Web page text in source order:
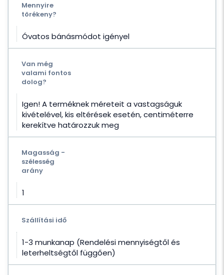
Mennyire
törékeny?
Óvatos bánásmódot igényel
Van még
valami fontos
dolog?
Igen! A terméknek méreteit a vastagságuk
kivételével, kis eltérések esetén, centiméterre
kerekítve határozzuk meg
Magasság -
szélesség
arány
1
Szállítási idő
1-3 munkanap (Rendelési mennyiségtől és
leterheltségtől függően)